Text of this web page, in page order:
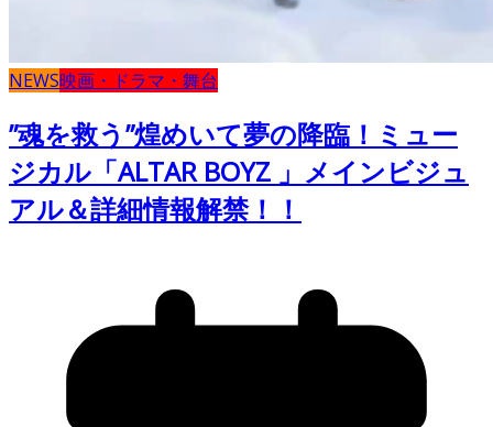
NEWS映画・ドラマ・舞台
”魂を救う”煌めいて夢の降臨！ミュー
ジカル「ALTAR BOYZ 」メインビジュ
アル＆詳細情報解禁！！